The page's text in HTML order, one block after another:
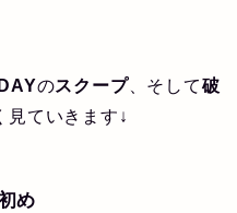
のスクープ、そして破
見ていきます↓
め